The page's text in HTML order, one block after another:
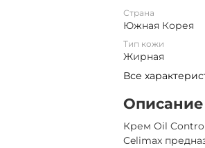
Страна
Южная Корея
Тип кожи
Жирная
Все
Описание
Крем Oil
Celimax